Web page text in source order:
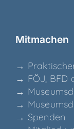
Mit­ma­chen
→
→ FÖJ, BFD
→
→
→ Spen­den